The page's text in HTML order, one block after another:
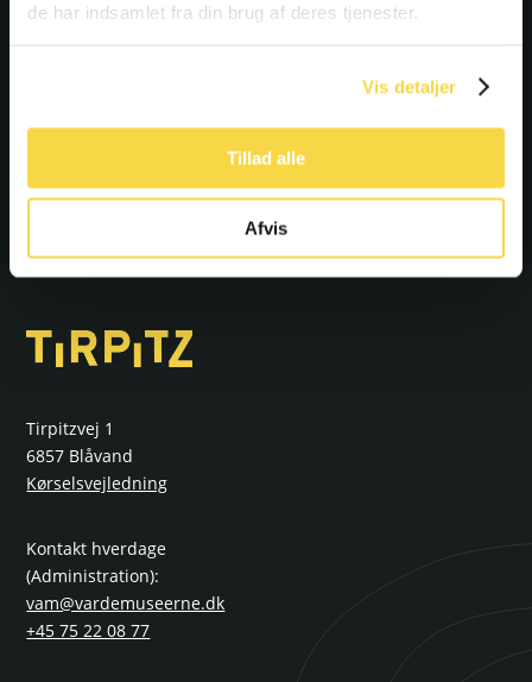
de har indsamlet fra din brug af deres tjenester.
Vis detaljer
Tillad alle
Afvis
Turen gennemføres kun med min. 6 deltagere.
Vær venligst opmærksom på, at det ikke er tilladt at
SE DATOER OG KØB BILLET
Tirpitzvej 1
6857 Blåvand
Kørselsvejledning
Kontakt hverdage
(Administration):
vam@vardemuseerne.dk
+45 75 22 08 77